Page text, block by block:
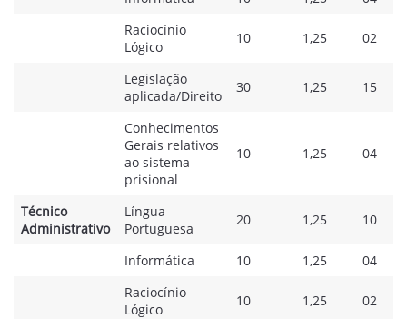
Raciocínio
Lógico
10 1,25 02
Legislação
aplicada/Direito
30 1,25 15
Conhecimentos
Gerais relativos
ao sistema
prisional
10 1,25 04
Técnico
Administrativo
Língua
Portuguesa
20 1,25 10
Informática 10 1,25
04
Raciocínio
Lógico
10 1,25 02